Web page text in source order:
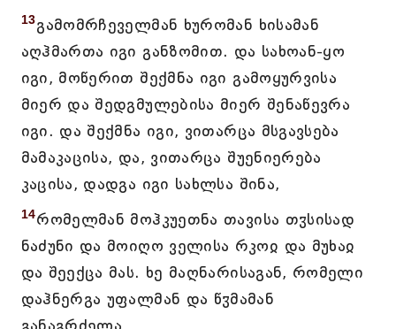
13გამომრჩეველმან ხურომან ხისამან
აღჰმართა იგი განზომით. და სახოან-ყო
იგი, მოწერით შექმნა იგი გამოყურვისა
მიერ და შედგმულებისა მიერ შენაწევრა
იგი. და შექმნა იგი, ვითარცა მსგავსება
მამაკაცისა, და, ვითარცა შუენიერება
კაცისა, დადგა იგი სახლსა შინა,
14რომელმან მოჰკუეთნა თავისა თჳსისად
ნაძუნი და მოიღო ველისა რკოჲ და მუხაჲ
და შეექცა მას. ხე მაღნარისაგან, რომელი
დაჰნერგა უფალმან და წჳმამან